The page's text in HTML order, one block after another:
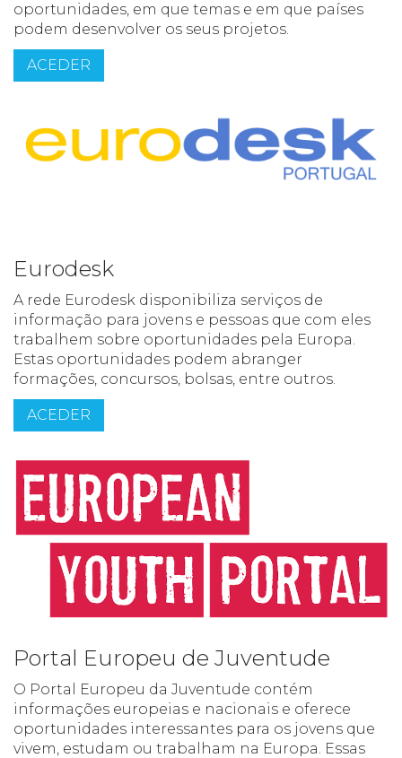
oportunidades, em que temas e em que países
podem desenvolver os seus projetos.
ACEDER
Eurodesk
A rede Eurodesk disponibiliza serviços de
informação para jovens e pessoas que com eles
trabalhem sobre oportunidades pela Europa.
Estas oportunidades podem abranger
formações, concursos, bolsas, entre outros.
ACEDER
Portal Europeu de Juventude
O Portal Europeu da Juventude contém
informações europeias e nacionais e oferece
oportunidades interessantes para os jovens que
vivem, estudam ou trabalham na Europa. Essas